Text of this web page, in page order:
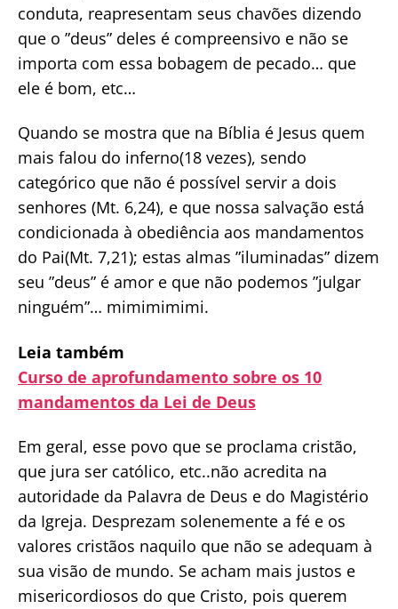
conduta, reapresentam seus chavões dizendo
que o ”deus” deles é compreensivo e não se
importa com essa bobagem de pecado… que
ele é bom, etc…
Quando se mostra que na Bíblia é Jesus quem
mais falou do inferno(18 vezes), sendo
categórico que não é possível servir a dois
senhores (Mt. 6,24), e que nossa salvação está
condicionada à obediência aos mandamentos
do Pai(Mt. 7,21); estas almas ”iluminadas” dizem
seu ”deus” é amor e que não podemos ”julgar
ninguém”… mimimimimi.
Leia também
Curso de aprofundamento sobre os 10
mandamentos da Lei de Deus
Em geral, esse povo que se proclama cristão,
que jura ser católico, etc..não acredita na
autoridade da Palavra de Deus e do Magistério
da Igreja. Desprezam solenemente a fé e os
valores cristãos naquilo que não se adequam à
sua visão de mundo. Se acham mais justos e
misericordiosos do que Cristo, pois querem